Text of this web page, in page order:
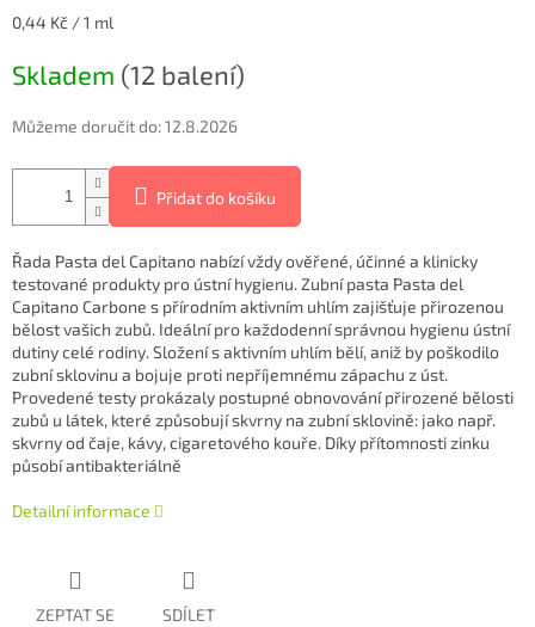
Měrná
0,44 Kč / 1 ml
Skladem (12 balení)
Můžeme doručit do:12.8.2026
Přidat do košíku
Řada Pasta del Capitano nabízí vždy ověřené, účinné a klinicky
testované produkty pro ústní hygienu. Zubní pasta Pasta del
Capitano Carbone s přírodním aktivním uhlím zajišťuje přirozenou
bělost vašich zubů. Ideální pro každodenní správnou hygienu ústní
dutiny celé rodiny. Složení s aktivním uhlím bělí, aniž by poškodilo
zubní sklovinu a bojuje proti nepříjemnému zápachu z úst.
Provedené testy prokázaly postupné obnovování přirozené bělosti
zubů u látek, které způsobují skvrny na zubní sklovině: jako např.
skvrny od čaje, kávy, cigaretového kouře. Díky přítomnosti zinku
působí antibakteriálně
Detailní informace
ZEPTAT SE SDÍLET